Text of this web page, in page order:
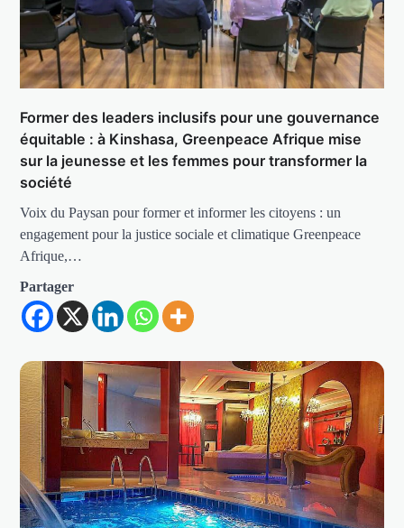
Former des leaders inclusifs pour une gouvernance
équitable : à Kinshasa, Greenpeace Afrique mise
sur la jeunesse et les femmes pour transformer la
société
Voix du Paysan pour former et informer les citoyens : un
engagement pour la justice sociale et climatique Greenpeace
Afrique,…
Partager